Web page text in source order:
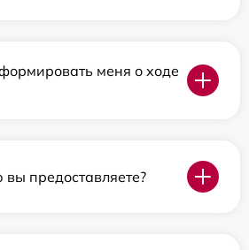
меня о ходе
предоставляете?